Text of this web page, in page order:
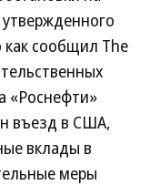
как сообщил The
«Роснефти»
въезд в США,
вклады в
меры